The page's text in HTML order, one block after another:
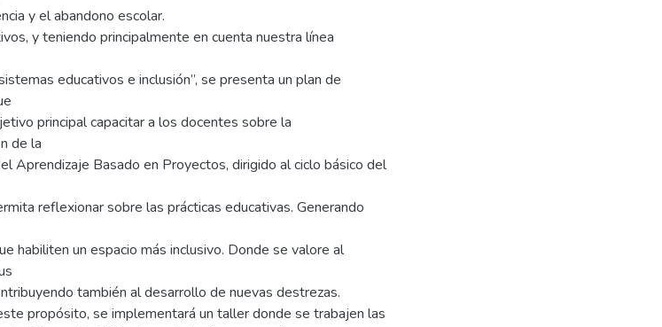
y el abandono escolar.
y teniendo principalmente en cuenta nuestra línea
educativos e inclusión”, se presenta un plan de
principal capacitar a los docentes sobre la
de la
Aprendizaje Basado en Proyectos, dirigido al ciclo básico del
reflexionar sobre las prácticas educativas. Generando
habiliten un espacio más inclusivo. Donde se valore al
también al desarrollo de nuevas destrezas.
propósito, se implementará un taller donde se trabajen las